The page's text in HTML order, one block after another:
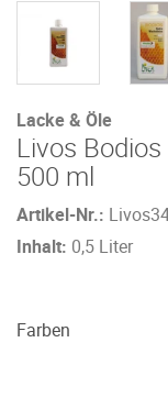
Lacke & Öle
Livos
500 ml
Artikel-Nr.:
Inhalt: 0,5 Liter
Farben